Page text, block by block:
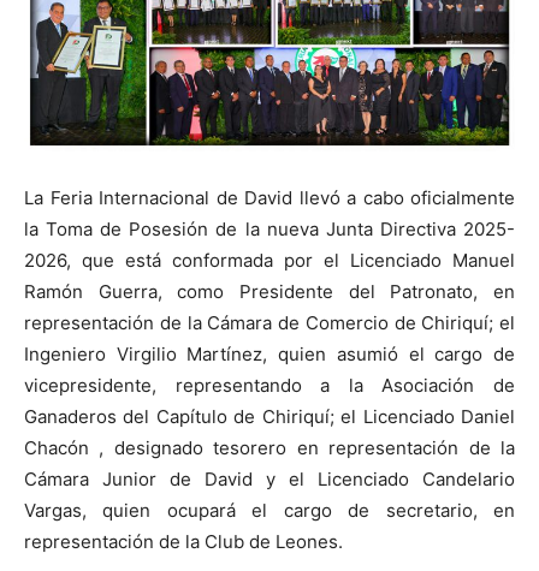
La Feria Internacional de David llevó a cabo oficialmente
la Toma de Posesión de la nueva Junta Directiva 2025-
2026, que está conformada por el Licenciado Manuel
Ramón Guerra, como Presidente del Patronato, en
representación de la Cámara de Comercio de Chiriquí; el
Ingeniero Virgilio Martínez, quien asumió el cargo de
vicepresidente, representando a la Asociación de
Ganaderos del Capítulo de Chiriquí; el Licenciado Daniel
Chacón , designado tesorero en representación de la
Cámara Junior de David y el Licenciado Candelario
Vargas, quien ocupará el cargo de secretario, en
representación de la Club de Leones.